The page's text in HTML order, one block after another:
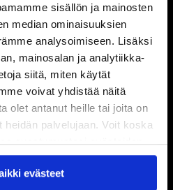
sisällön ja mainosten
median ominaisuuksien
analysoimiseen. Lisäksi
mainosalan ja analytiikka-
siitä, miten käytät
voivat yhdistää näitä
olet antanut heille tai joita on
palvelujaan. Voit koska
suostumustasi evästeiden
.
evästeet